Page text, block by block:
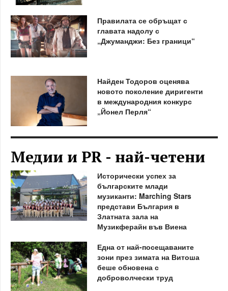
Правилата се обръщат с
главата надолу с
„Джуманджи: Без граници“
Найден Тодоров оценява
новото поколение диригенти
в международния конкурс
„Йонел Перля“
Медии и PR - най-четени
Исторически успех за
българските млади
музиканти: Marching Stars
представи България в
Златната зала на
Музикферайн във Виена
Една от най-посещаваните
зони през зимата на Витоша
беше обновена с
доброволчески труд